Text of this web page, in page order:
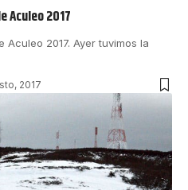
Aculeo 2017
Aculeo 2017. Ayer tuvimos la
2017